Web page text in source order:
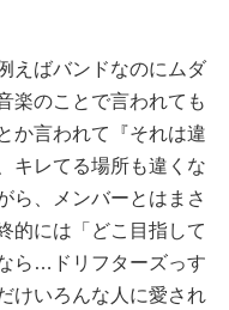
えばバンドなのにムダ
楽のことで言われても
か言われて『それは違
キレてる場所も違くな
ら、メンバーとはまさ
的には「どこ目指して
ら…ドリフターズっす
いろんな人に愛され